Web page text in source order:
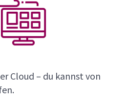
Cloud – du kannst von